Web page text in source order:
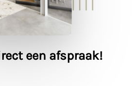
een afspraak!